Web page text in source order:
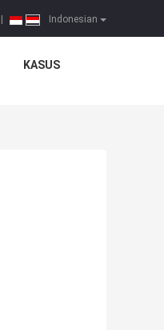
Indonesian
KASUS